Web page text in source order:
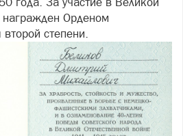
награжден Орденом
степени.